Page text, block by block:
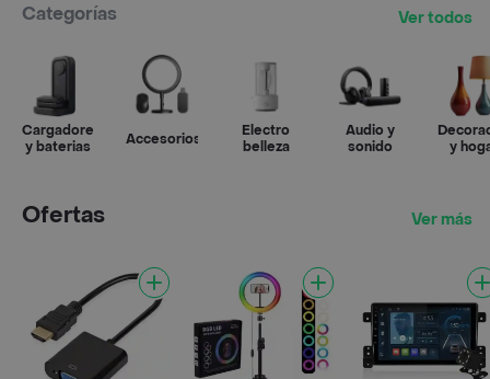
Categorías Ver todos
Cargadores
y baterias
Accesorios
Electro
belleza
Audio y
sonido
y
Ofertas Ver más